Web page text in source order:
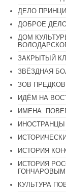
ДЕЛО
ДОБРОЕ
ДОМ
ЗАКРЫТЫЙ
ЗВЁЗДНАЯ
ЗОВ ПРЕДКОВ
ИДЁМ НА
ИМЕНА.
ИНОСТРАНЦЫ
ИСТОРИЯ
ИСТОРИЯ
ГОНЧАРОВЫМ
КУЛЬТУРА